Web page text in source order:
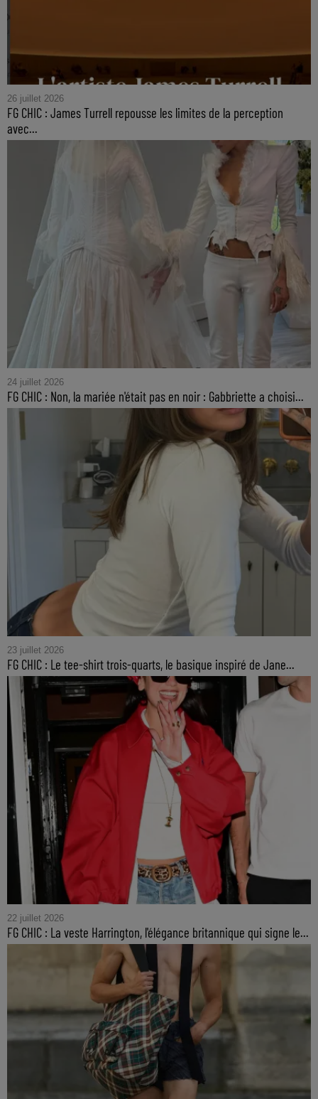
26 juillet 2026
FG CHIC : James Turrell repousse les limites de la perception
avec...
24 juillet 2026
FG CHIC : Non, la mariée n'était pas en noir : Gabbriette a choisi...
23 juillet 2026
FG CHIC : Le tee-shirt trois-quarts, le basique inspiré de Jane...
22 juillet 2026
FG CHIC : La veste Harrington, l'élégance britannique qui signe le...